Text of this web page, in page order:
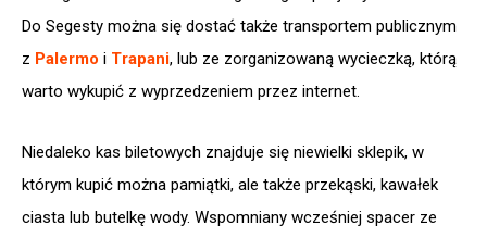
Do Segesty można się dostać także transportem publicznym
z Palermo i Trapani, lub ze zorganizowaną wycieczką, którą
warto wykupić z wyprzedzeniem przez internet.
Niedaleko kas biletowych znajduje się niewielki sklepik, w
którym kupić można pamiątki, ale także przekąski, kawałek
ciasta lub butelkę wody. Wspomniany wcześniej spacer ze